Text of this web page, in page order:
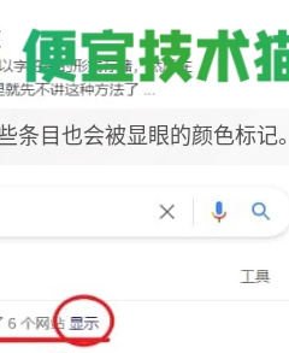
条目也会被显眼的颜色标记。